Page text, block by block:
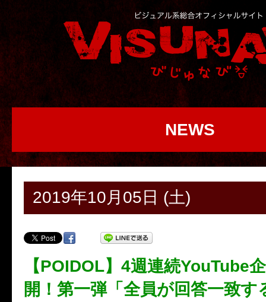
NEWS
2019年10月05日 (土)
【POIDOL】4週連続YouTube
開！第一弾「全員が回答一致す